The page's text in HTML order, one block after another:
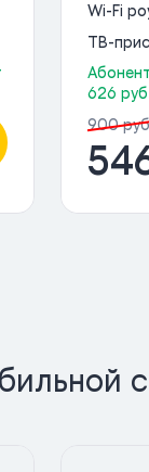
Wi-Fi
ТВ-
626
900